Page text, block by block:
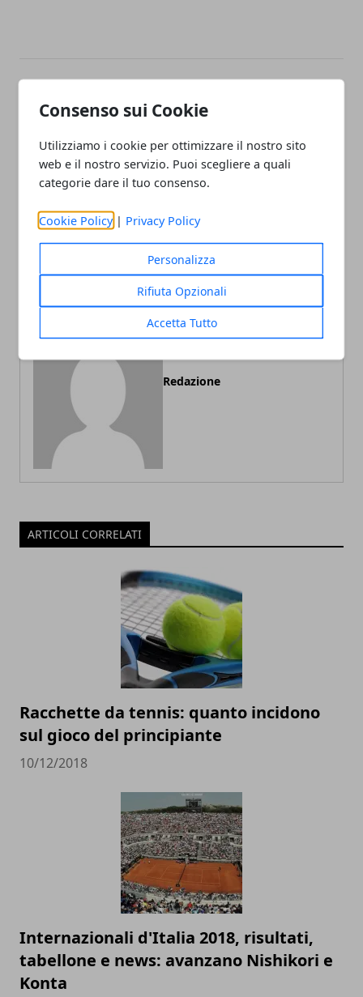
Consenso sui Cookie
Utilizziamo i cookie per ottimizzare il nostro sito
web e il nostro servizio. Puoi scegliere a quali
categorie dare il tuo consenso.
Cookie Policy | Privacy Policy
Personalizza
Rifiuta Opzionali
Accetta Tutto
Articolo Precedente
Nadal, comincia il quarto
Redazione
ARTICOLI CORRELATI
Racchette da tennis: quanto incidono
sul gioco del principiante
10/12/2018
Internazionali d'Italia 2018, risultati,
tabellone e news: avanzano Nishikori e
Konta